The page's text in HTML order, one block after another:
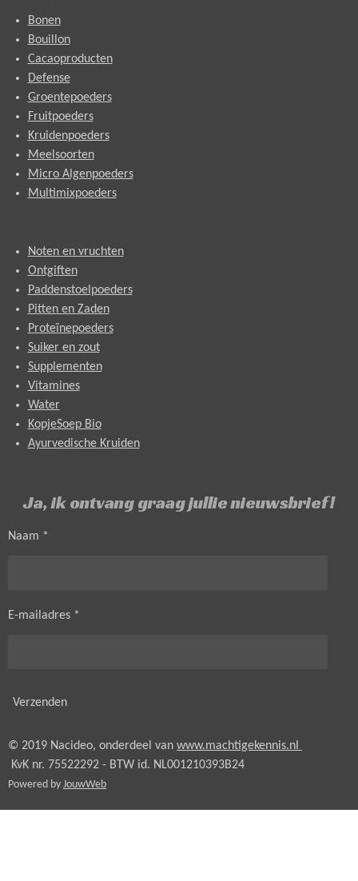
Bonen
Bouillon
Cacaoproducten
Defense
Groentepoeders
Fruitpoeders
Kruidenpoeders
Meelsoorten
Micro Algenpoeders
Multimixpoeders
Noten en vruchten
Ontgiften
Paddenstoelpoeders
Pitten en Zaden
Proteïnepoeders
Suiker en zout
Supplementen
Vitamines
Water
KopjeSoep Bio
Ayurvedische Kruiden
Ja, ik ontvang graag jullie nieuwsbrief!
Naam *
E-mailadres *
Verzenden
© 2019 Nacideo, onderdeel van www.machtigekennis.nl
KvK nr. 75522292 - BTW id. NL001210393B24
Powered by JouwWeb